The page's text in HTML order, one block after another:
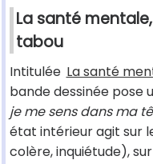
La santé
tabou
Intitulée La santé
bande dessinée pose
je me sens dans ma
état intérieur agit sur
colère, inquiétude),